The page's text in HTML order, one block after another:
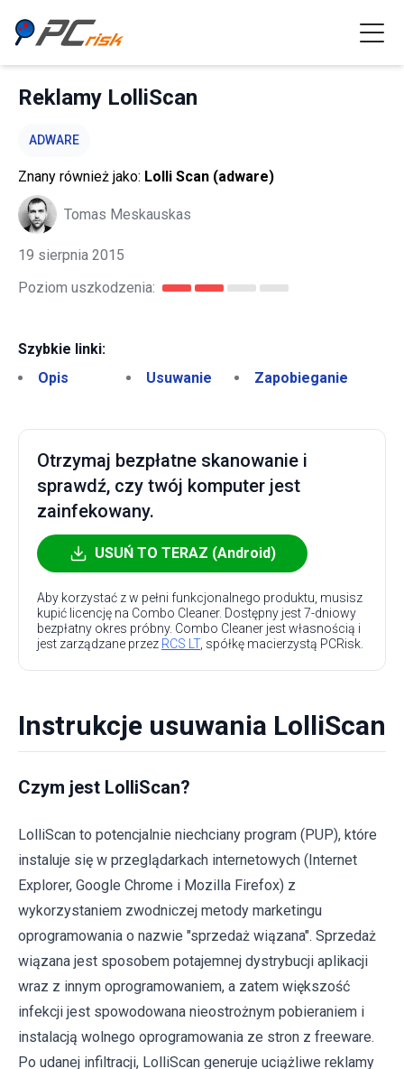
Reklamy LolliScan
ADWARE
Znany również jako: Lolli Scan (adware)
Tomas Meskauskas
19 sierpnia 2015
Poziom uszkodzenia:
Szybkie linki:
Opis
Usuwanie Zapobieganie
Otrzymaj bezpłatne skanowanie i
sprawdź, czy twój komputer jest
zainfekowany.
USUŃ TO TERAZ (Android)
Aby korzystać z w pełni funkcjonalnego produktu, musisz
kupić licencję na Combo Cleaner. Dostępny jest 7-dniowy
bezpłatny okres próbny. Combo Cleaner jest własnością i
jest zarządzane przez RCS LT, spółkę macierzystą PCRisk.
Instrukcje usuwania LolliScan
Czym jest LolliScan?
LolliScan to potencjalnie niechciany program (PUP), które
instaluje się w przeglądarkach internetowych (Internet
Explorer, Google Chrome i Mozilla Firefox) z
wykorzystaniem zwodniczej metody marketingu
oprogramowania o nazwie "sprzedaż wiązana". Sprzedaż
wiązana jest sposobem potajemnej dystrybucji aplikacji
wraz z innym oprogramowaniem, a zatem większość
infekcji jest spowodowana nieostrożnym pobieraniem i
instalacją wolnego oprogramowania ze stron z freeware.
Po udanej infiltracji, LolliScan generuje uciążliwe reklamy